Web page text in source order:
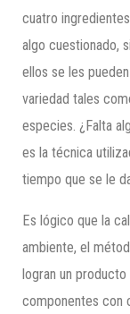
cuatro
algo cuestionado,
ellos se les
variedad tales
especies. ¿Falta
es la técnica
tiempo que se le
Es lógico que la
ambiente, el
logran un
componentes con